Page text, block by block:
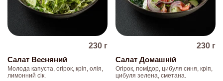
230 г
Cалат Весняний
Молода капуста, огірок, кріп, олія,
лимонний сік.
230 г
Салат Домашній
Огірок, помідор, цибуля синя, кріп,
цибуля зелена, сметана.